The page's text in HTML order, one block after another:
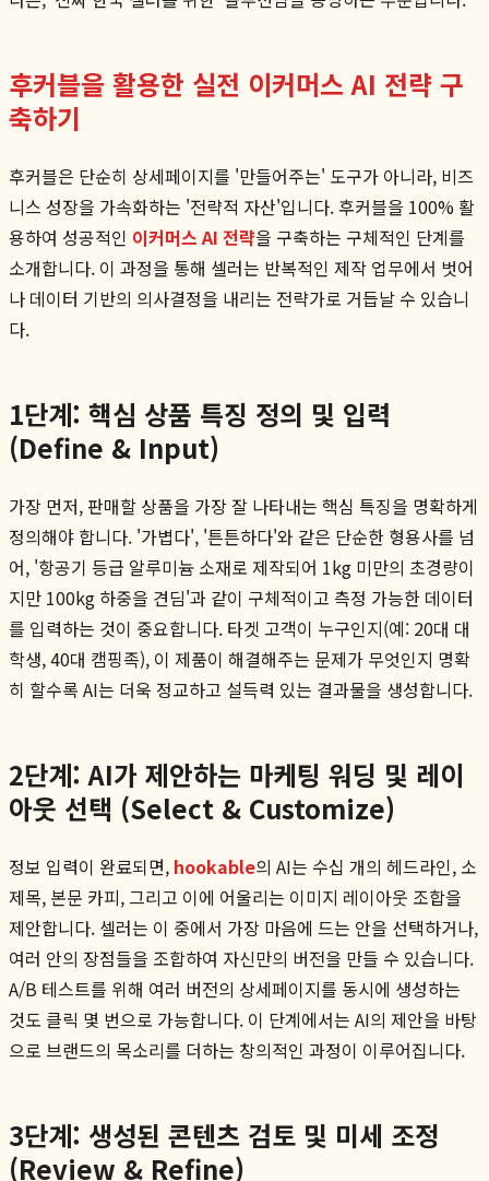
후커블을 활용한 실전 이커머스 AI 전략 구
축하기
후커블은 단순히 상세페이지를 '만들어주는' 도구가 아니라, 비즈
니스 성장을 가속화하는 '전략적 자산'입니다. 후커블을 100% 활
용하여 성공적인 이커머스 AI 전략을 구축하는 구체적인 단계를
소개합니다. 이 과정을 통해 셀러는 반복적인 제작 업무에서 벗어
나 데이터 기반의 의사결정을 내리는 전략가로 거듭날 수 있습니
다.
1단계: 핵심 상품 특징 정의 및 입력
(Define & Input)
가장 먼저, 판매할 상품을 가장 잘 나타내는 핵심 특징을 명확하게
정의해야 합니다. '가볍다', '튼튼하다'와 같은 단순한 형용사를 넘
어, '항공기 등급 알루미늄 소재로 제작되어 1kg 미만의 초경량이
지만 100kg 하중을 견딤'과 같이 구체적이고 측정 가능한 데이터
를 입력하는 것이 중요합니다. 타겟 고객이 누구인지(예: 20대 대
학생, 40대 캠핑족), 이 제품이 해결해주는 문제가 무엇인지 명확
히 할수록 AI는 더욱 정교하고 설득력 있는 결과물을 생성합니다.
2단계: AI가 제안하는 마케팅 워딩 및 레이
아웃 선택 (Select & Customize)
정보 입력이 완료되면, hookable의 AI는 수십 개의 헤드라인, 소
제목, 본문 카피, 그리고 이에 어울리는 이미지 레이아웃 조합을
제안합니다. 셀러는 이 중에서 가장 마음에 드는 안을 선택하거나,
여러 안의 장점들을 조합하여 자신만의 버전을 만들 수 있습니다.
A/B 테스트를 위해 여러 버전의 상세페이지를 동시에 생성하는
것도 클릭 몇 번으로 가능합니다. 이 단계에서는 AI의 제안을 바탕
으로 브랜드의 목소리를 더하는 창의적인 과정이 이루어집니다.
3단계: 생성된 콘텐츠 검토 및 미세 조정
(Review & Refine)